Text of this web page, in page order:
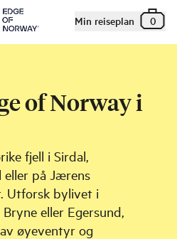
Min reiseplan 0
of Norway i
fjell i Sirdal,
eller på Jærens
Utforsk bylivet i
eller Egersund,
øyeventyr og